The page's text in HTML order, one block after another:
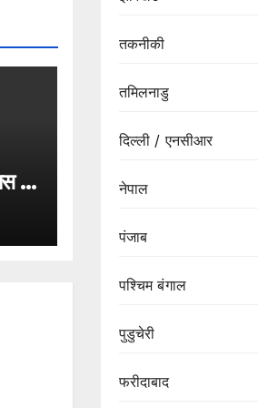
9
पर
तकनीकी
तमिलनाडु
दिल्ली / एनसीआर
नेपाल
पंजाब
पश्चिम बंगाल
पुडुचेरी
फरीदाबाद